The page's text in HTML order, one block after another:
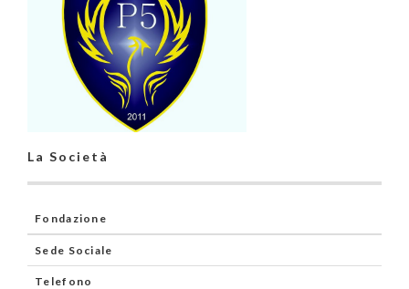
La Società
Fondazione
Sede Sociale
Telefono